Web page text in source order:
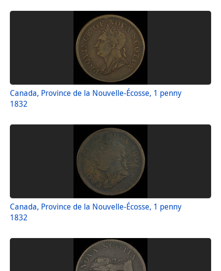
Canada, Province de la Nouvelle-Écosse, 1 penny
1832
Canada, Province de la Nouvelle-Écosse, 1 penny
1832